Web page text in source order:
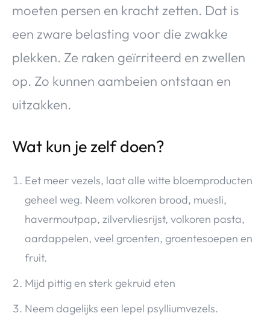
moeten persen en kracht zetten. Dat is
een zware belasting voor die zwakke
plekken. Ze raken geïrriteerd en zwellen
op. Zo kunnen aambeien ontstaan en
uitzakken.
Wat kun je zelf doen?
Eet meer vezels, laat alle witte bloemproducten
geheel weg. Neem volkoren brood, muesli,
havermoutpap, zilvervliesrijst, volkoren pasta,
aardappelen, veel groenten, groentesoepen en
fruit.
Mijd pittig en sterk gekruid eten
Neem dagelijks een lepel psylliumvezels.